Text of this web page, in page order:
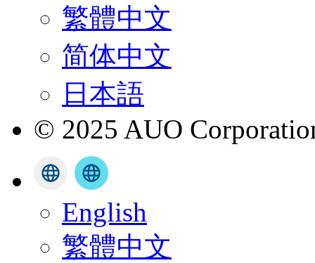
繁體中文
简体中文
日本語
© 2025 AUO
English
繁體中文